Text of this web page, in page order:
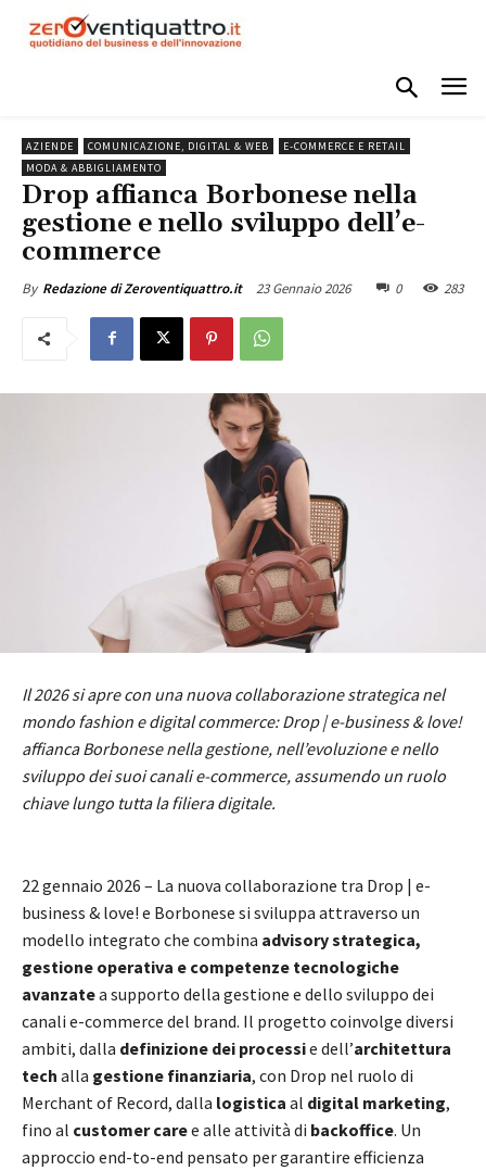
AZIENDE COMUNICAZIONE, DIGITAL & WEB
E-COMMERCE E RETAIL
MODA & ABBIGLIAMENTO
Drop affianca Borbonese nella
gestione e nello sviluppo dell’e-
commerce
By Redazione di Zeroventiquattro.it 23 Gennaio 2026 0 283
Il 2026 si apre con una nuova collaborazione strategica nel
mondo fashion e digital commerce: Drop | e-business & love!
affianca Borbonese nella gestione, nell’evoluzione e nello
sviluppo dei suoi canali e-commerce, assumendo un ruolo
chiave lungo tutta la filiera digitale.
22 gennaio 2026 – La nuova collaborazione tra Drop | e-
business & love! e Borbonese si sviluppa attraverso un
modello integrato che combina advisory strategica,
gestione operativa e competenze tecnologiche
avanzatea supporto della gestione e dello sviluppo dei
canali e-commerce del brand. Il progetto coinvolge diversi
ambiti, dalla definizione dei processie dell’architettura
tech alla gestione finanziaria, con Drop nel ruolo di
Merchant of Record, dalla logistica al digital marketing,
fino al customer caree alle attività di backoffice. Un
approccio end-to-end pensato per garantire efficienza